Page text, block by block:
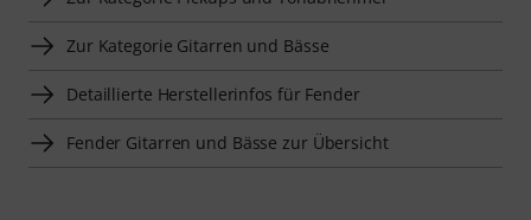
Zur Kategorie Gitarren und Bässe
Detaillierte Herstellerinfos für Fender
Fender Gitarren und Bässe zur Übersicht